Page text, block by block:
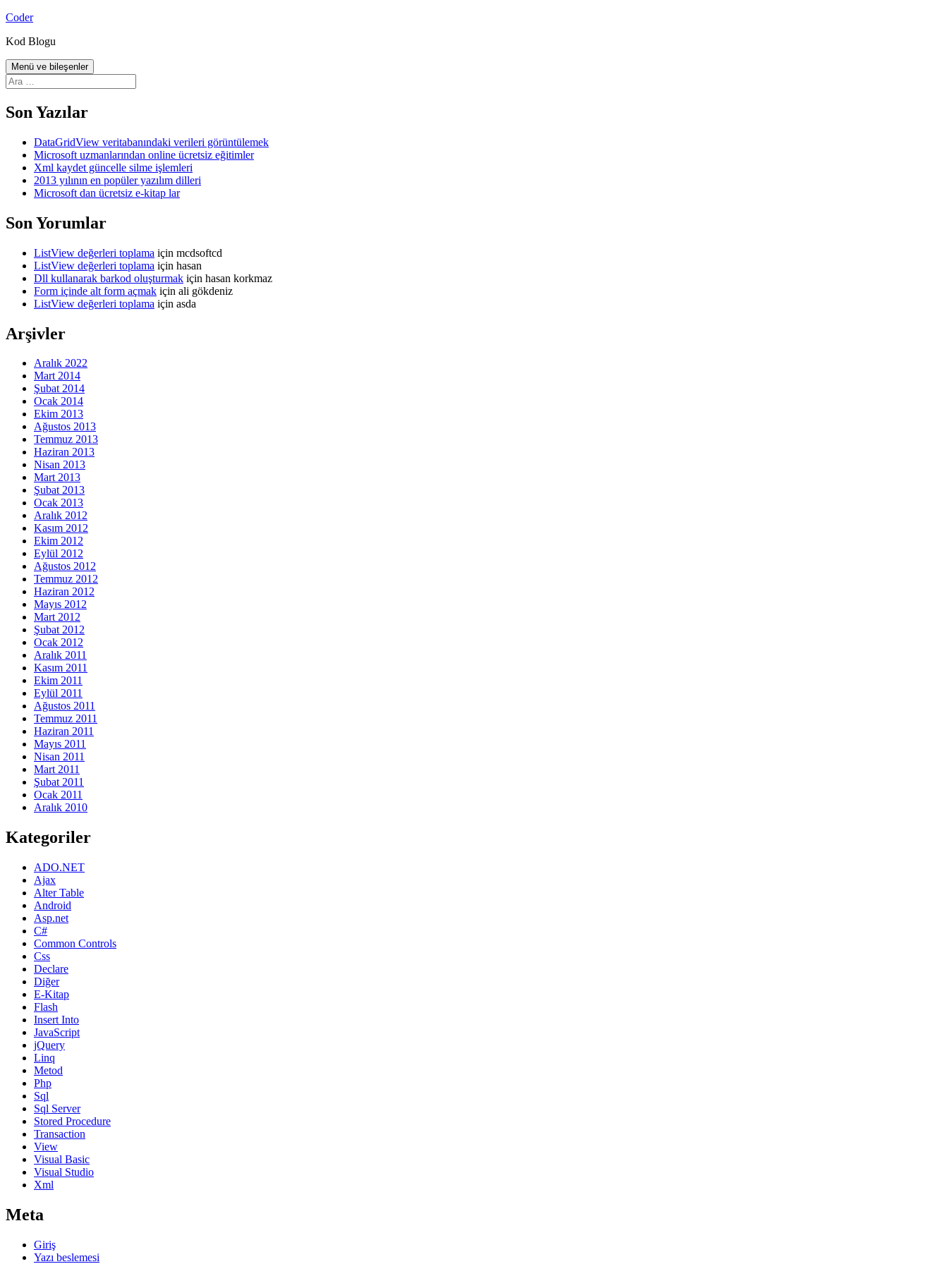
İçeriğe
Coder
Kod Blogu
Menü ve bileşenler
Arama:
Son Yazılar
DataGridView veritabanındaki verileri görüntülemek
Microsoft uzmanlarından online ücretsiz eğitimler
Xml kaydet güncelle silme işlemleri
2013 yılının en popüler yazılım dilleri
Microsoft dan ücretsiz e-kitap lar
Son Yorumlar
ListView değerleri toplama için mcdsoftcd
ListView değerleri toplama için hasan
Dll kullanarak barkod oluşturmak için hasan korkmaz
Form içinde alt form açmak için ali gökdeniz
ListView değerleri toplama için asda
Arşivler
Aralık 2022
Mart 2014
Şubat 2014
Ocak 2014
Ekim 2013
Ağustos 2013
Temmuz 2013
Haziran 2013
Nisan 2013
Mart 2013
Şubat 2013
Ocak 2013
Aralık 2012
Kasım 2012
Ekim 2012
Eylül 2012
Ağustos 2012
Temmuz 2012
Haziran 2012
Mayıs 2012
Mart 2012
Şubat 2012
Ocak 2012
Aralık 2011
Kasım 2011
Ekim 2011
Eylül 2011
Ağustos 2011
Temmuz 2011
Haziran 2011
Mayıs 2011
Nisan 2011
Mart 2011
Şubat 2011
Ocak 2011
Aralık 2010
Kategoriler
ADO.NET
Ajax
Alter Table
Android
Asp.net
C#
Common Controls
Css
Declare
Diğer
E-Kitap
Flash
Insert Into
JavaScript
jQuery
Linq
Metod
Php
Sql
Sql Server
Stored Procedure
Transaction
View
Visual Basic
Visual Studio
Xml
Meta
Giriş
Yazı beslemesi